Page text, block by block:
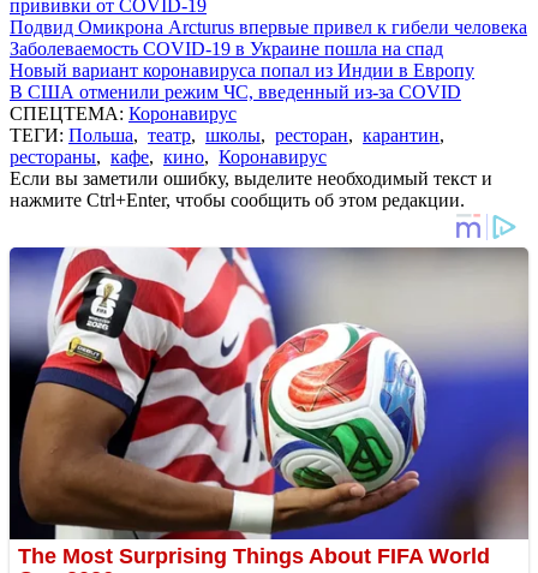
прививки от COVID-19
Подвид Омикрона Arcturus впервые привел к гибели человека
Заболеваемость COVID-19 в Украине пошла на спад
Новый вариант коронавируса попал из Индии в Европу
В США отменили режим ЧС, введенный из-за COVID
СПЕЦТЕМА: Коронавирус
ТЕГИ: Польша, театр, школы, ресторан, карантин,
рестораны, кафе, кино, Коронавирус
Если вы заметили ошибку, выделите необходимый текст и
нажмите Ctrl+Enter, чтобы сообщить об этом редакции.